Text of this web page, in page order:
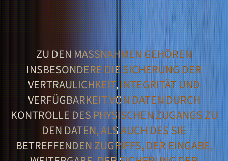
ZU DEN MASSNAHMEN GEHÖREN I
NSBESONDERE DIE SICHERUNG DER V
ERTRAULICHKEIT, INTEGRITÄT UND V
ERFÜGBARKEIT VON DATEN DURCH K
ONTROLLE DES PHYSISCHEN ZUGANGS ZU D
EN DATEN, ALS AUCH DES SIE B
ETREFFENDEN ZUGRIFFS, DER EINGABE, W